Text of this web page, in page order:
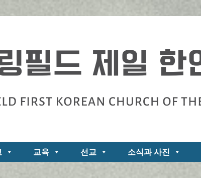
교육 선교 소식과 사진